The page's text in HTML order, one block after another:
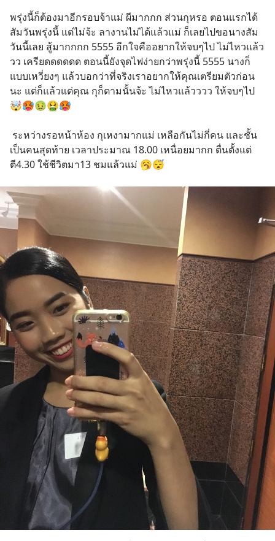
พรุ่งนี้ก็ต้องมาอีกรอบจ้าแม่ ผีมากกก ส่วนกุหรอ ตอนแรกได้
สัมวันพรุ่งนี้ แต่ไม่จ้ะ ลางานไม่ได้แล้วแม่ ก็เลยไปขอนางสัม
วันนี้เลย สู้มากกกก 5555 อีกใจคืออยากให้จบๆไป ไม่ไหวแล้ว
วว เครียดดดดดด ตอนนี้ยังจุดไฟง่ายกว่าพรุ่งนี้ 5555 นางก็
แบบเหวี่ยงๆ แล้วบอกว่าที่จริงเราอยากให้คุณเตรียมตัวก่อน
นะ แต่ก็แล้วแต่คุณ กุก็ตามนั้นจ้ะ ไม่ไหวแล้วววว ให้จบๆไป
🤯🥵🤢🤮🥵
เป็นคนสุดท้าย เวลาประมาณ 18.00 เหนื่อยมากก ตื่นตั้งแต่
ตี4.30 ใช้ชีวิตมา13 ชมแล้วแม่ 🥱😴